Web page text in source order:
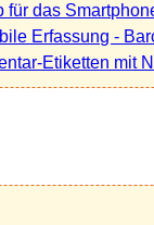
für das
Erfassung -
Etiketten mit